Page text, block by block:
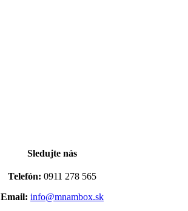
Sledujte nás
Telefón: 0911 278 565
Email: info@mnambox.sk